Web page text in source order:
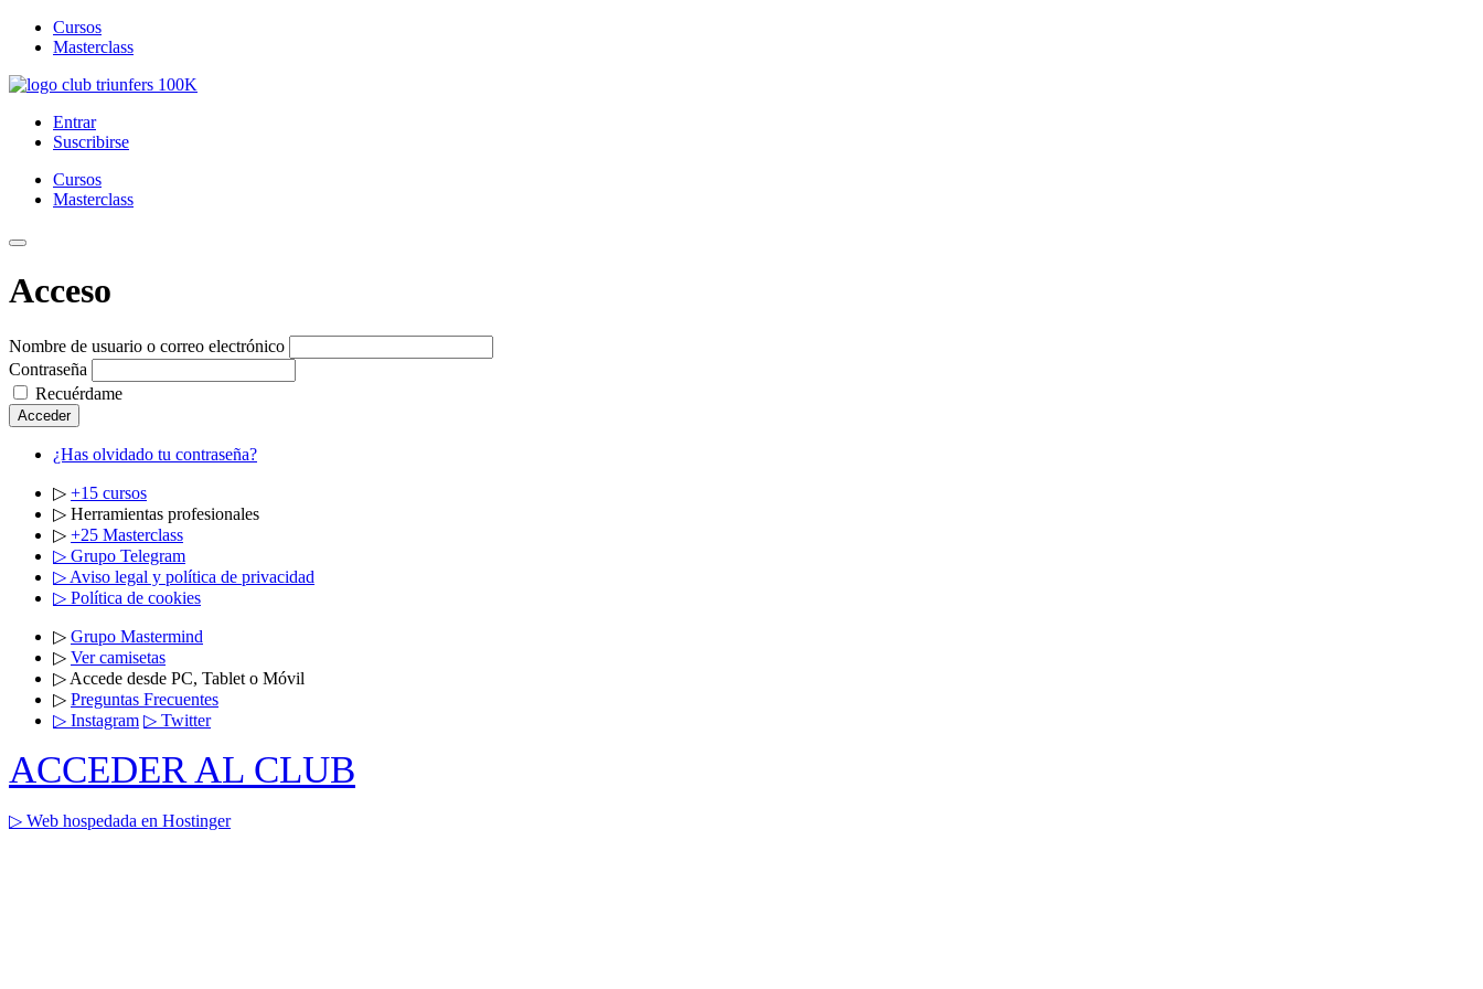
Cursos
Masterclass
Saltar
contenido
Club Triunfers
Club de Emprendedores Online
Entrar
Suscribirse
Cursos
Masterclass
Toggle
Menu
Acceso
Nombre de usuario o correo electrónico
Contraseña
Recuérdame
Acceder
¿Has olvidado tu contraseña?
▷ +15 cursos
▷ Herramientas profesionales
▷ +25 Masterclass
▷ Grupo Telegram
▷ Aviso legal y política de privacidad
▷ Política de cookies
▷ Grupo Mastermind
▷ Ver camisetas
▷ Accede desde PC, Tablet o Móvil
▷ Preguntas Frecuentes
▷ Instagram ▷ Twitter
ACCEDER AL CLUB
▷ Web hospedada en Hostinger